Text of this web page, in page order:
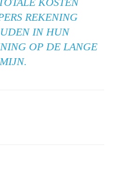
REKENING
IN HUN
OP DE LANGE